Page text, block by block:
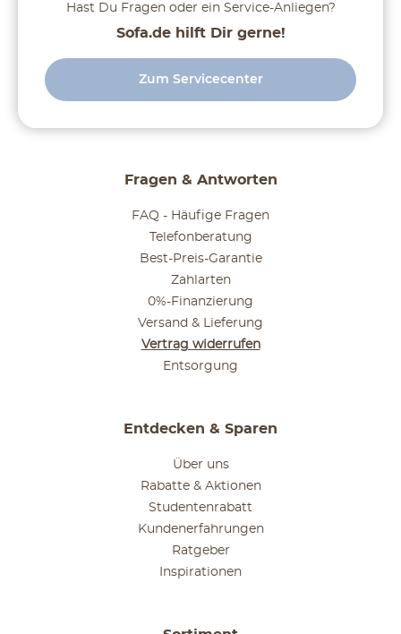
Fragen & Antworten
FAQ - Häufige Fragen
Telefonberatung
Best-Preis-Garantie
Zahlarten
0%-Finanzierung
Versand & Lieferung
Vertrag widerrufen
Entsorgung
Entdecken & Sparen
Über uns
Rabatte & Aktionen
Studentenrabatt
Kundenerfahrungen
Ratgeber
Inspirationen
Hast Du Fragen oder ein Service-Anliegen?
Sofa.de hilft Dir gerne!
Zum Servicecenter